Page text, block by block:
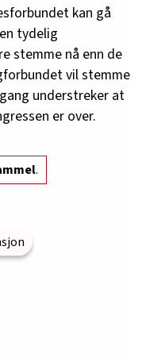
kan gå
tydelig
stemme nå enn de
vil stemme
understreker at
er over.
.